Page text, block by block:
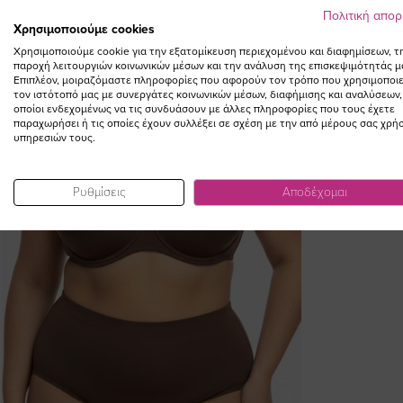
Πολιτική
Χρησιμοποιούμε cookies
Χρησιμοποιούμε cookie για την εξατομίκευση περιεχομένου και διαφημίσεων,
παροχή λειτουργιών κοινωνικών μέσων και την ανάλυση της επισκεψιμότητάς
Επιπλέον, μοιραζόμαστε πληροφορίες που αφορούν τον τρόπο που
τον ιστότοπό μας με συνεργάτες κοινωνικών μέσων, διαφήμισης και αναλύσεων,
οποίοι ενδεχομένως να τις συνδυάσουν με άλλες πληροφορίες που τους έχετε
παραχωρήσει ή τις οποίες έχουν συλλέξει σε σχέση με την από μέρους σας
υπηρεσιών τους.
Ρυθμίσεις Αποδέχομαι